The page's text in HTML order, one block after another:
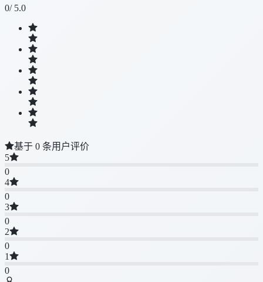
0/ 5.0
基于 0 条用户评价
5
0
4
0
3
0
2
0
1
0